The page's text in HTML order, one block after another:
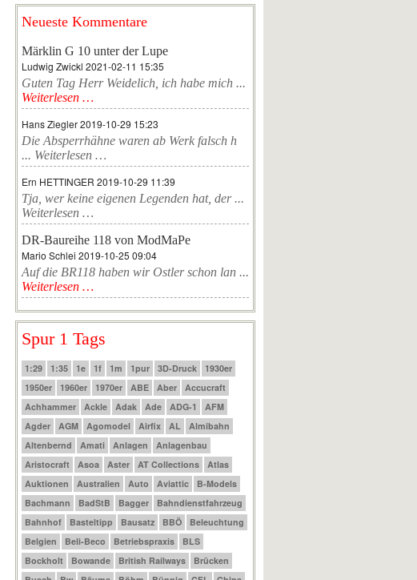
Neueste Kommentare
Märklin G 10 unter der Lupe
Ludwig Zwickl 2021-02-11 15:35
Guten Tag Herr Weidelich, ich habe mich ...
Weiterlesen …
Hans Ziegler2019-10-29 15:23
Die Absperrhähne waren ab Werk falsch h
... Weiterlesen …
Ern HETTINGER 2019-10-29 11:39
Tja, wer keine eigenen Legenden hat, der ...
Weiterlesen …
DR-Baureihe 118 von ModMaPe
Mario Schlei 2019-10-25 09:04
Auf die BR118 haben wir Ostler schon lan ...
Weiterlesen …
Spur 1 Tags
1:29 1:35 1e 1f 1m 1pur 3D-Druck
1930er
1950er
1960er 1970er ABE Aber
Accucraft
Achhammer
Ackle Adak Ade ADG-1
AFM
Agder
AGM Agomodel Airfix AL
Almibahn
Altenbernd
Amati Anlagen
Anlagenbau
Aristocraft
Asoa Aster AT Collections
Atlas
Auktionen
Australien Auto Aviattic
B-Models
Bachmann
BadStB Bagger
Bahndienstfahrzeug
Bahnhof
Basteltipp Bausatz BBÖ
Beleuchtung
Belgien
Beli-Beco Betriebspraxis
BLS
Bockholt
Bowande British Railways
Brücken